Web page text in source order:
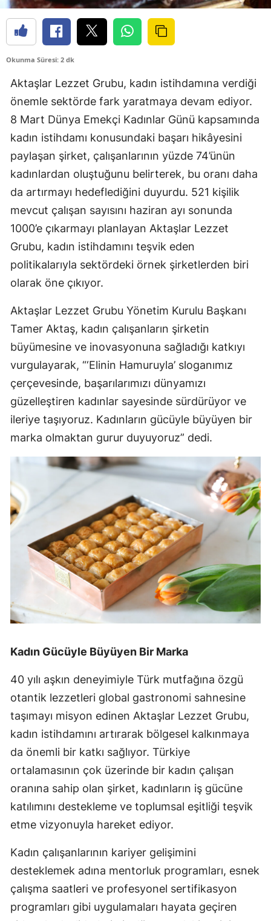
Okunma Süresi: 2 dk
Aktaşlar Lezzet Grubu, kadın istihdamına verdiği
önemle sektörde fark yaratmaya devam ediyor.
8 Mart Dünya Emekçi Kadınlar Günü kapsamında
kadın istihdamı konusundaki başarı hikâyesini
paylaşan şirket, çalışanlarının yüzde 74’ünün
kadınlardan oluştuğunu belirterek, bu oranı daha
da artırmayı hedeflediğini duyurdu. 521 kişilik
mevcut çalışan sayısını haziran ayı sonunda
1000’e çıkarmayı planlayan Aktaşlar Lezzet
Grubu, kadın istihdamını teşvik eden
politikalarıyla sektördeki örnek şirketlerden biri
olarak öne çıkıyor.
Aktaşlar Lezzet Grubu Yönetim Kurulu Başkanı
Tamer Aktaş, kadın çalışanların şirketin
büyümesine ve inovasyonuna sağladığı katkıyı
vurgulayarak, “‘Elinin Hamuruyla’ sloganımız
çerçevesinde, başarılarımızı dünyamızı
güzelleştiren kadınlar sayesinde sürdürüyor ve
ileriye taşıyoruz. Kadınların gücüyle büyüyen bir
marka olmaktan gurur duyuyoruz” dedi.
Kadın Gücüyle Büyüyen Bir Marka
40 yılı aşkın deneyimiyle Türk mutfağına özgü
otantik lezzetleri global gastronomi sahnesine
taşımayı misyon edinen Aktaşlar Lezzet Grubu,
kadın istihdamını artırarak bölgesel kalkınmaya
da önemli bir katkı sağlıyor. Türkiye
ortalamasının çok üzerinde bir kadın çalışan
oranına sahip olan şirket, kadınların iş gücüne
katılımını destekleme ve toplumsal eşitliği teşvik
etme vizyonuyla hareket ediyor.
Kadın çalışanlarının kariyer gelişimini
desteklemek adına mentorluk programları, esnek
çalışma saatleri ve profesyonel sertifikasyon
programları gibi uygulamaları hayata geçiren